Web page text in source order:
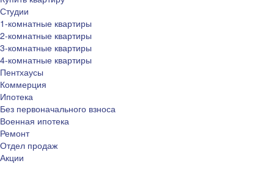
Студии
1-комнатные квартиры
2-комнатные квартиры
3-комнатные квартиры
4-комнатные квартиры
Пентхаусы
Коммерция
Ипотека
Без первоначального взноса
Военная ипотека
Ремонт
Отдел продаж
Акции